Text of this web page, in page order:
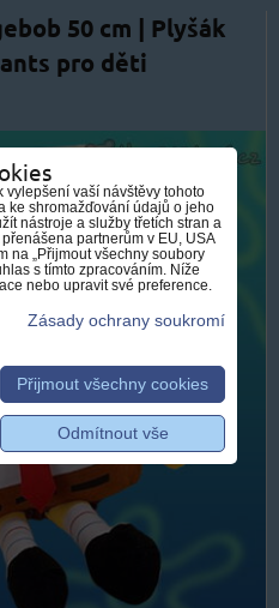
50 cm | Plyšák
pro děti
vylepšení vaší návštěvy tohoto
ke shromažďování údajů o jeho
nástroje a služby třetích stran a
partnerům v EU, USA
na „Přijmout všechny soubory
s tímto zpracováním. Níže
nebo upravit své preference.
Zásady ochrany soukromí
Přijmout všechny cookies
Odmítnout vše